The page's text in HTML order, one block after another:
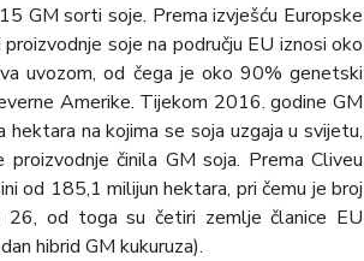
GM sorti soje. Prema izvješću Europske
soje na području EU iznosi oko
uvozom, od čega je oko 90% genetski
Amerike. Tijekom 2016. godine GM
na kojima se soja uzgaja u svijetu,
činila GM soja. Prema Cliveu
od 185,1 milijun hektara, pri čemu je broj
od toga su četiri zemlјe članice EU
hibrid GM kukuruza).